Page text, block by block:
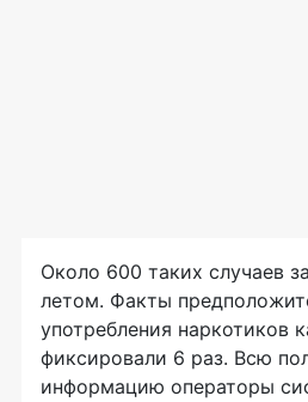
Около 600 таких случаев
летом. Факты
употребления наркотиков
фиксировали 6 раз. Всю
информацию операторы